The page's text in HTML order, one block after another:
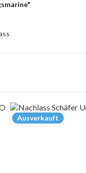
Ausverkauft